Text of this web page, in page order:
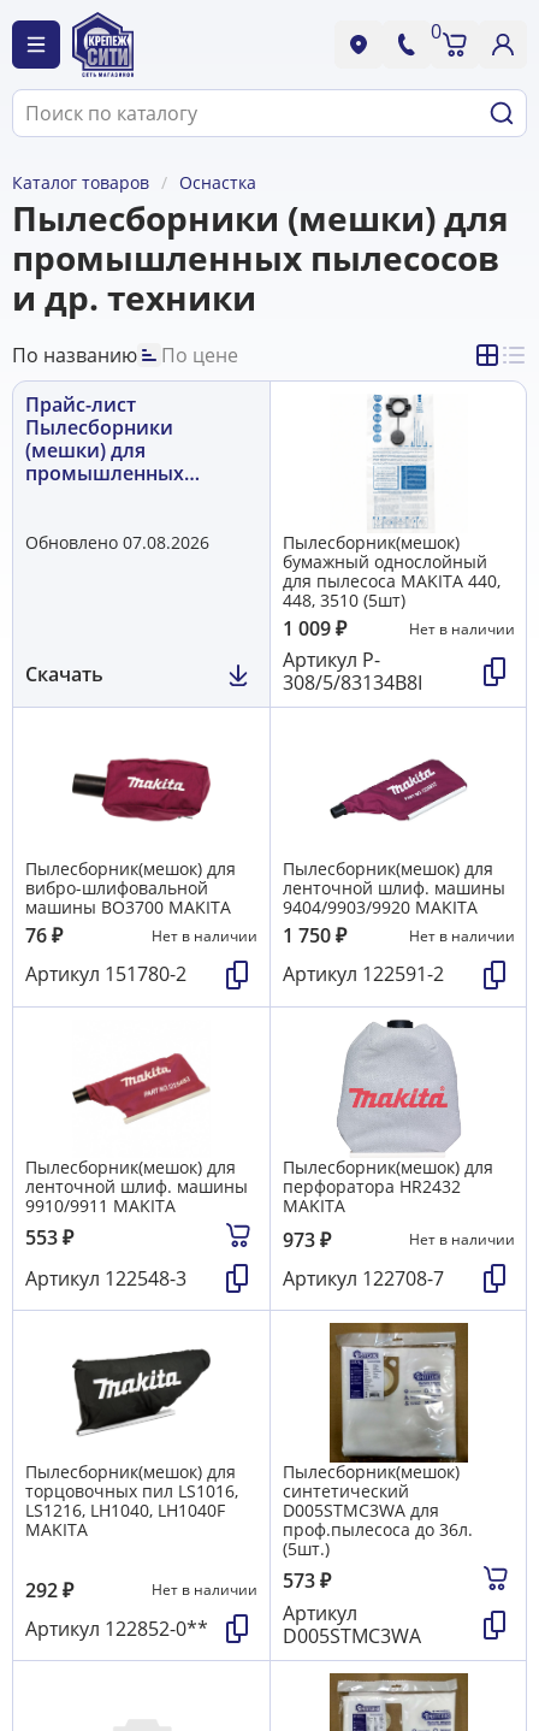
0
Каталог товаров Оснастка
Пылесборники (мешки) для
промышленных пылесосов
и др. техники
По названию
По цене
Прайс-лист
Пылесборники
(мешки) для
промышленных
Обновлено 07.08.2026
Скачать
Пылесборник(мешок)
бумажный однослойный
для пылесоса MAKITA 440,
448, 3510 (5шт)
1 009₽ Нет в наличии
Артикул P-
308/5/83134В8I
Пылесборник(мешок) для
вибро-шлифовальной
машины BO3700 MAKITA
76₽ Нет в наличии
Артикул 151780-2
Пылесборник(мешок) для
ленточной шлиф. машины
9404/9903/9920 MAKITA
1 750₽ Нет в наличии
Артикул 122591-2
Пылесборник(мешок) для
ленточной шлиф. машины
9910/9911 MAKITA
553₽
Артикул 122548-3
Пылесборник(мешок) для
перфоратора HR2432
MAKITA
973₽ Нет в наличии
Артикул 122708-7
Пылесборник(мешок) для
торцовочных пил LS1016,
LS1216, LH1040, LH1040F
MAKITA
292₽ Нет в наличии
Артикул 122852-0**
Пылесборник(мешок)
синтетический
D005STMC3WA для
проф.пылесоса до 36л.
(5шт.)
573₽
Артикул
D005STMC3WA